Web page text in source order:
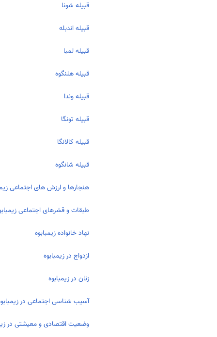
قبيله شونا
قبیله اندبله
قبيله لمبا
قبیله هلنگوه
قبیله وندا
قبیله تونگا
قبیله کالانگا
قبیله شانگوه
هنجارها و ارزش های اجتماعی
طبقات و قشرهای اجتماعی
نهاد خانواده زیمبابوه
ازدواج در زیمبابوه
زنان در زیمبابوه
آسیب شناسی اجتماعی در
وضعیت اقتصادی و معیشتی در